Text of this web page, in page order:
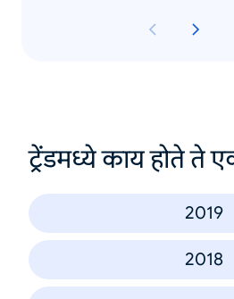
ट्रेंडमध्ये काय होते ते
2019
2018